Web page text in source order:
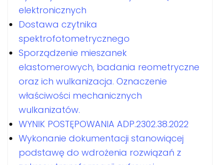
elektronicznych
Dostawa czytnika
spektrofotometrycznego
Sporządzenie mieszanek
elastomerowych, badania reometryczne
oraz ich wulkanizacja. Oznaczenie
właściwości mechanicznych
wulkanizatów.
WYNIK POSTĘPOWANIA ADP.2302.38.2022
Wykonanie dokumentacji stanowiącej
podstawę do wdrożenia rozwiązań z